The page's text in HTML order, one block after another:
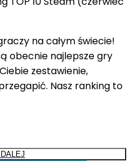
na całym świecie!
obecnie najlepsze gry
zestawienie,
Nasz ranking to